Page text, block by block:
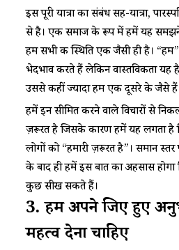
इस पूरी यात्रा का संबंध सह-यात्रा,
से है। एक समाज के रूप में हमें यह
हम सभी की स्थिति एक जैसी ही है।
भेदभाव करते हैं लेकिन वास्तविकता यह
उससे कहीं ज्यादा हम एक दूसरे के जैसे
हमें इन सीमित करने वाले विचारों से
ज़रूरत है जिसके कारण हमें यह लगता है
लोगों को “हमारी ज़रूरत है”। समान
के बाद ही हमें इस बात का अहसास
कुछ सीख सकते हैं।
3.हमेंअपने जिए हुए
महत्वदेनाचाहिए